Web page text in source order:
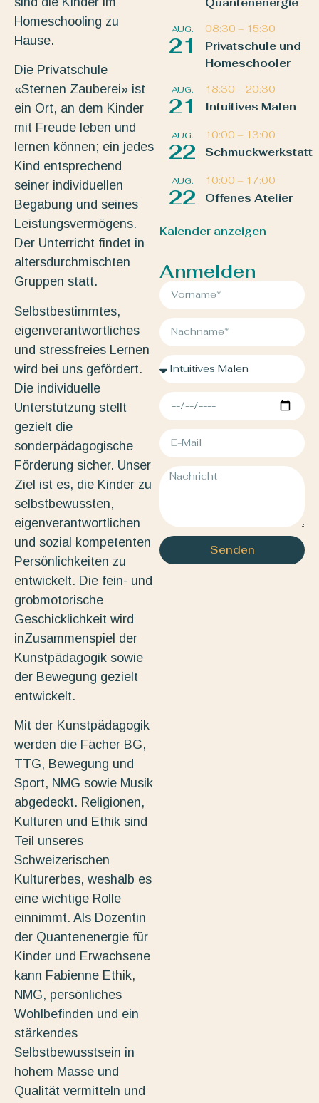
Homeschooling zu
Hause.
Die Privatschule
«Sternen Zauberei» ist
ein Ort, an dem Kinder
mit Freude leben und
lernen können; ein jedes
Kind entsprechend
seiner individuellen
Begabung und seines
Leistungsvermögens.
Der Unterricht findet in
altersdurchmischten
Gruppen statt.
Selbstbestimmtes,
eigenverantwortliches
und stressfreies Lernen
wird bei uns gefördert.
Die individuelle
Unterstützung stellt
gezielt die
sonderpädagogische
Förderung sicher. Unser
Ziel ist es, die Kinder zu
selbstbewussten,
eigenverantwortlichen
und sozial kompetenten
Persönlichkeiten zu
entwickelt. Die fein- und
grobmotorische
Geschicklichkeit wird
inZusammenspiel der
Kunstpädagogik sowie
der Bewegung gezielt
entwickelt.
Mit der Kunstpädagogik
werden die Fächer BG,
TTG, Bewegung und
Sport, NMG sowie Musik
abgedeckt. Religionen,
Kulturen und Ethik sind
Teil unseres
Schweizerischen
Kulturerbes, weshalb es
eine wichtige Rolle
einnimmt. Als Dozentin
der Quantenenergie für
Kinder und Erwachsene
kann Fabienne Ethik,
NMG, persönliches
Wohlbefinden und ein
stärkendes
Selbstbewusstsein in
hohem Masse und
Qualität vermitteln und
AUG.
21
08:30 – 15:30
Privatschule und
Homeschooler
AUG.
21
18:30 – 20:30
Intuitives Malen
AUG.
22
10:00 – 13:00
Schmuckwerkstatt
AUG.
22
10:00 – 17:00
Offenes Atelier
Kalender anzeigen
Anmelden
Senden